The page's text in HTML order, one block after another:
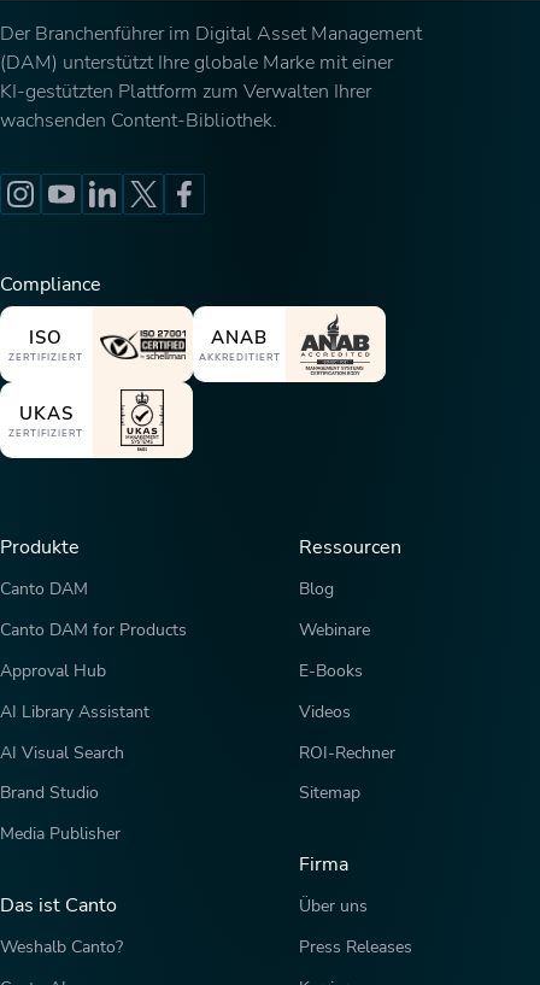
Der Branchenführer im Digital Asset Management
(DAM) unterstützt Ihre globale Marke mit einer
KI-gestützten Plattform zum Verwalten Ihrer
wachsenden Content-Bibliothek.
Compliance
ISO
ZERTIFIZIERT
ANAB
AKKREDITIERT
UKAS
ZERTIFIZIERT
Produkte
Canto DAM
Canto DAM for Products
Approval Hub
AI Library Assistant
AI Visual Search
Brand Studio
Media Publisher
Das ist Canto
Weshalb Canto?
Ressourcen
Blog
Webinare
E-Books
Videos
ROI-Rechner
Sitemap
Firma
Über uns
Press Releases